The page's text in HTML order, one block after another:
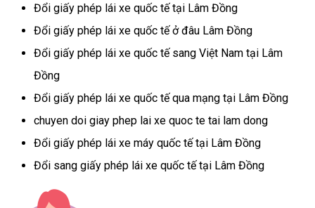
Đổi giấy phép lái xe quốc tế tại Lâm Đồng
Đổi giấy phép lái xe quốc tế ở đâu Lâm Đồng
Đổi giấy phép lái xe quốc tế sang Việt Nam tại Lâm
Đồng
Đổi giấy phép lái xe quốc tế qua mạng tại Lâm Đồng
chuyen doi giay phep lai xe quoc te tai lam dong
Đổi giấy phép lái xe máy quốc tế tại Lâm Đồng
Đổi sang giấy phép lái xe quốc tế tại Lâm Đồng